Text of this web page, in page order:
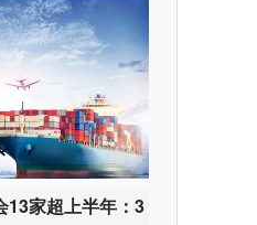
13家超上半年：3